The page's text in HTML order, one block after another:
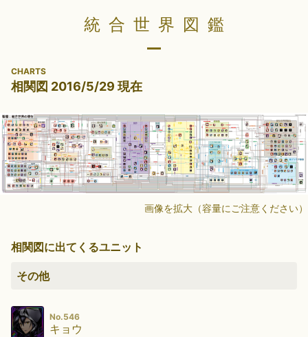
統合世界図鑑
CHARTS
相関図 2016/5/29 現在
画像を拡大（容量にご注意ください）
相関図に出てくるユニット
その他
No.546
キョウ